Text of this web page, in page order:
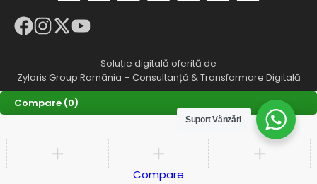
Soluție digitală oferită de
Zylaris Group România – Consultanță & Transformare Digitală
Suport Vânzări
Compare (0)
Compare